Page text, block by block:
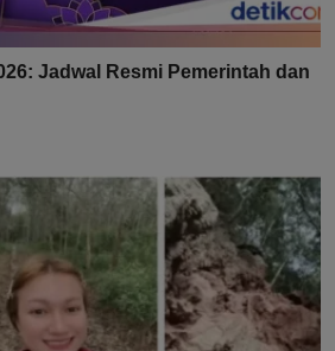
Jadwal Resmi Pemerintah dan